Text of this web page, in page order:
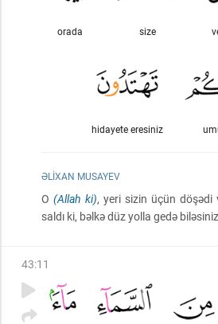
size
orada
hidayete eresiniz
ƏLIXAN MUSAYEV
O (Allah ki), yeri sizin üçün
saldı ki, bəlkə düz yolla gedə
43:11